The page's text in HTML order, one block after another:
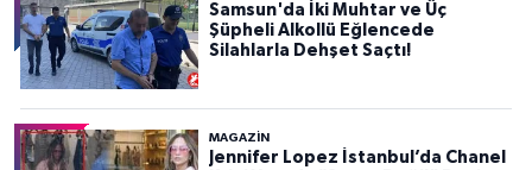
Samsun'da İki Muhtar ve Üç
Şüpheli Alkollü Eğlencede
Silahlarla Dehşet Saçtı!
MAGAZİN
Jennifer Lopez İstanbul’da Chanel